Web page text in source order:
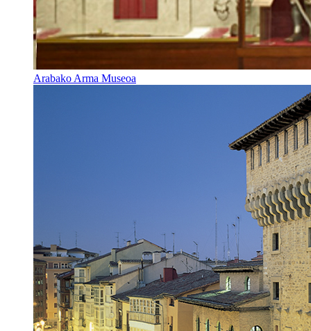
Arabako Arma Museoa